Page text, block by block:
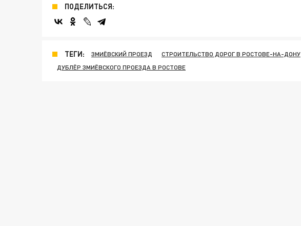
ПОДЕЛИТЬСЯ:
ТЕГИ: ЗМИЁВСКИЙ ПРОЕЗД
СТРОИТЕЛЬСТВО ДОРОГ В РОСТОВЕ-НА-ДОНУ
ДУБЛЁР ЗМИЁВСКОГО ПРОЕЗДА В РОСТОВЕ